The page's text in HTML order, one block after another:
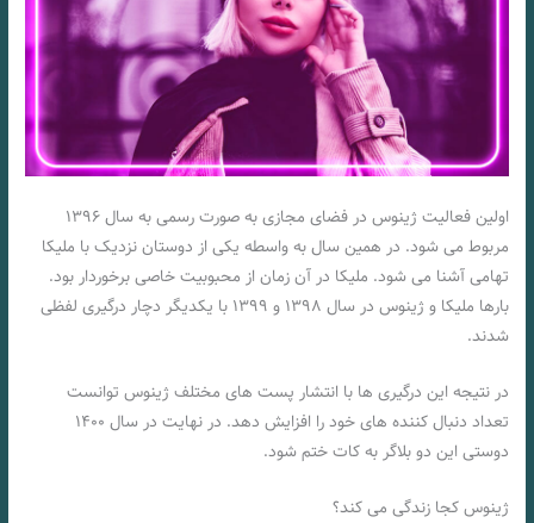
اولین فعالیت ژینوس در فضای مجازی به صورت رسمی به سال ۱۳۹۶
مربوط می شود. در همین سال به واسطه یکی از دوستان نزدیک با ملیکا
تهامی آشنا می شود. ملیکا در آن زمان از محبوبیت خاصی برخوردار بود.
بارها ملیکا و ژینوس در سال ۱۳۹۸ و ۱۳۹۹ با یکدیگر دچار درگیری لفظی
شدند.
در نتیجه این درگیری ها با انتشار پست های مختلف ژینوس توانست
تعداد دنبال کننده های خود را افزایش دهد. در نهایت در سال ۱۴۰۰
دوستی این دو بلاگر به کات ختم شود.
ژینوس کجا زندگی می کند؟